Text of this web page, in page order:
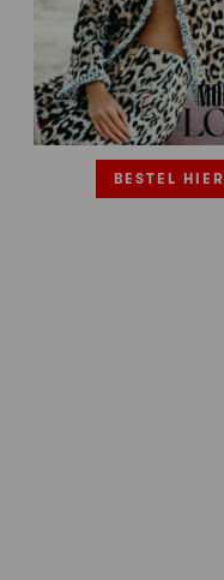
BESTEL HIER